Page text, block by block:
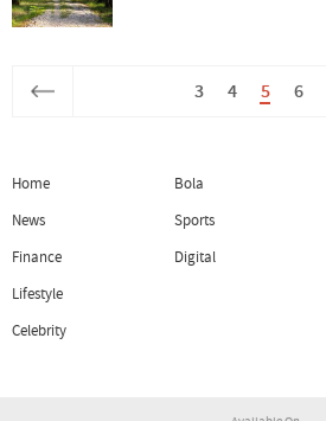
3 4 5 6
Home
News
Finance
Lifestyle
Celebrity
Bola
Sports
Digital